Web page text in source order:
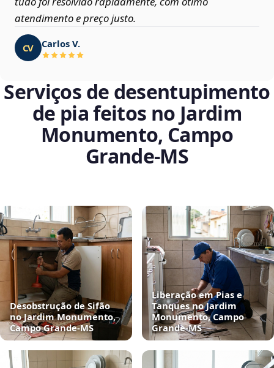
atendimento e preço justo.
CV Carlos V.
Serviços de desentupimento
de pia feitos no Jardim
Monumento, Campo
Grande‑MS
Desobstrução de Sifão
no Jardim Monumento,
Campo Grande‑MS
Liberação em Pias e
Tanques no Jardim
Monumento, Campo
Grande‑MS